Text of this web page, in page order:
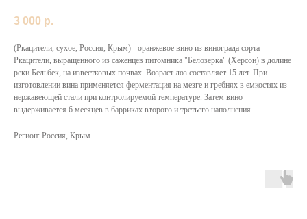
3 000 р.
(Ркацители, сухое, Россия, Крым) - оранжевое вино из винограда сорта
Ркацители, выращенного из саженцев питомника "Белозерка" (Херсон) в долине
реки Бельбек, на известковых почвах. Возраст лоз составляет 15 лет. При
изготовлении вина применяется ферментация на мезге и гребнях в емкостях из
нержавеющей стали при контролируемой температуре. Затем вино
выдерживается 6 месяцев в барриках второго и третьего наполнения.
Регион: Россия, Крым